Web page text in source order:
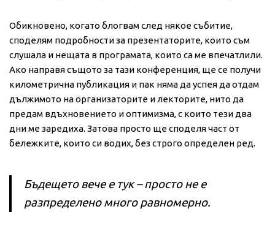
Обикновено, когато блогвам след някое събитие,
споделям подробности за презентаторите, които съм
слушала и нещата в програмата, които са ме впечатлили.
Ако направя същото за тази конференция, ще се получи
километрична публикация и пак няма да успея да отдам
дължимото на организаторите и лекторите, нито да
предам вдъхновението и оптимизма, с които тези два
дни ме заредиха. Затова просто ще споделя част от
бележките, които си водих, без строго определен ред.
Бъдещето вече е тук – просто не е
разпределено много равномерно.